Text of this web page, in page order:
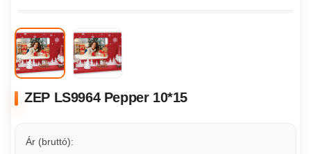
ZEP LS9964 Pepper 10*15
Ár (bruttó):